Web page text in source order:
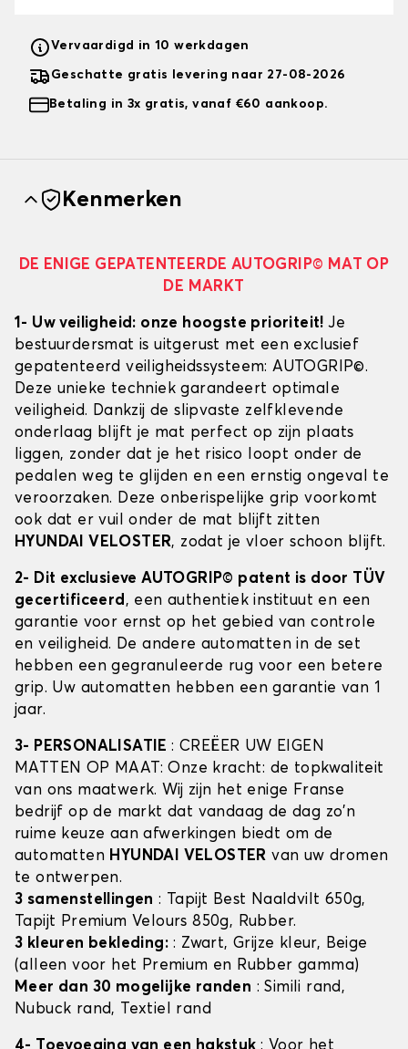
Vervaardigd in 10 werkdagen
Geschatte gratis levering naar 27-08-2026
Betaling in 3x gratis, vanaf €60 aankoop.
Kenmerken
DE ENIGE GEPATENTEERDE AUTOGRIP© MAT OP
DE MARKT
1- Uw veiligheid: onze hoogste prioriteit!Je
bestuurdersmat is uitgerust met een exclusief
gepatenteerd veiligheidssysteem: AUTOGRIP©.
Deze unieke techniek garandeert optimale
veiligheid. Dankzij de slipvaste zelfklevende
onderlaag blijft je mat perfect op zijn plaats
liggen, zonder dat je het risico loopt onder de
pedalen weg te glijden en een ernstig ongeval te
veroorzaken. Deze onberispelijke grip voorkomt
ook dat er vuil onder de mat blijft zitten
HYUNDAI VELOSTER, zodat je vloer schoon blijft.
2- Dit exclusieve AUTOGRIP© patent is door TÜV
gecertificeerd, een authentiek instituut en een
garantie voor ernst op het gebied van controle
en veiligheid. De andere automatten in de set
hebben een gegranuleerde rug voor een betere
grip. Uw automatten hebben een garantie van 1
jaar.
3- PERSONALISATIE: CREËER UW EIGEN
MATTEN OP MAAT: Onze kracht: de topkwaliteit
van ons maatwerk. Wij zijn het enige Franse
bedrijf op de markt dat vandaag de dag zo'n
ruime keuze aan afwerkingen biedt om de
automatten HYUNDAI VELOSTER van uw dromen
te ontwerpen.
3 samenstellingen : Tapijt Best Naaldvilt 650g,
Tapijt Premium Velours 850g, Rubber.
3 kleuren bekleding: : Zwart, Grijze kleur, Beige
(alleen voor het Premium en Rubber gamma)
Meer dan 30 mogelijke randen : Simili rand,
Nubuck rand, Textiel rand